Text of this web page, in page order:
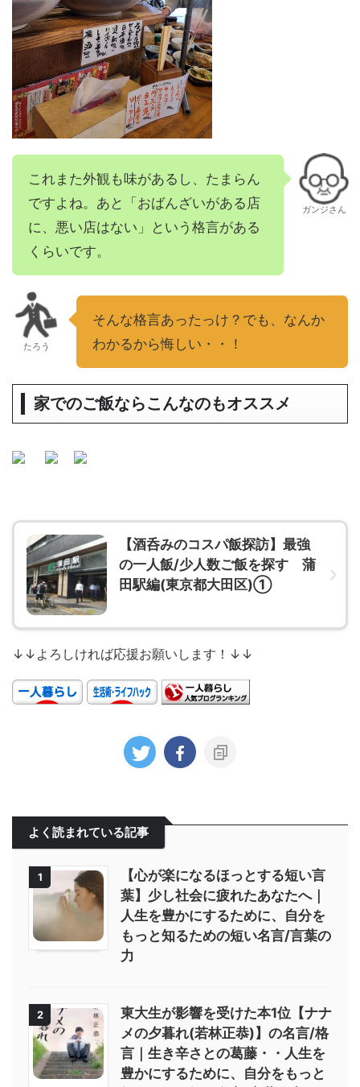
これまた外観も味があるし、たまらん
ですよね。あと「おばんざいがある店
に、悪い店はない」という格言がある
くらいです。
ガンジさん
たろう
そんな格言あったっけ？でも、なんか
わかるから悔しい・・！
家でのご飯ならこんなのもオススメ
【酒呑みのコスパ飯探訪】最強
の一人飯/少人数ご飯を探す 蒲
田駅編(東京都大田区)①
↓↓よろしければ応援お願いします！↓↓
よく読まれている記事
1
【心が楽になるほっとする短い言
葉】少し社会に疲れたあなたへ｜
人生を豊かにするために、自分を
もっと知るための短い名言/言葉の
力
2
東大生が影響を受けた本1位【ナナ
メの夕暮れ(若林正恭)】の名言/格
言｜生き辛さとの葛藤・・人生を
豊かにするために、自分をもっと